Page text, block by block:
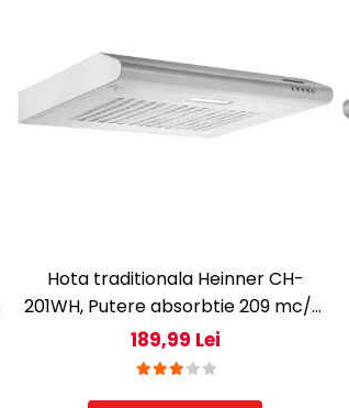
Hota traditionala Heinner CH-
201WH, Putere absorbtie 209 mc/h,
1 motor, 60 cm, Alb
189,99 Lei